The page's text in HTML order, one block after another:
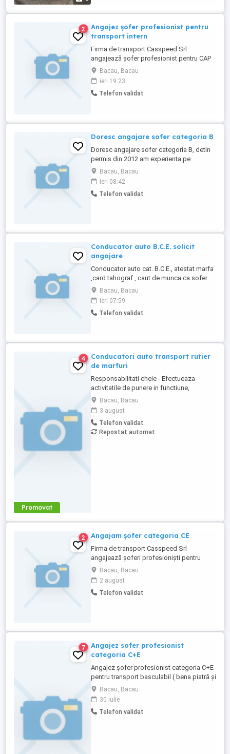
incarcarea si descarcarea marfurilor ...
2
Angajez șofer profesionist pentru
transport intern
Firma de transport Casspeed Srl
angajează șofer profesionist pentru CAP
TRACTOR +SEMIREMORCA pentru
transport mărfuri generale, pe intern cu
plecare din Bacău luni și sosire vineri. Se
oferă salariu atractiv, întotdeauna la timp,
Bacau, Bacau
ieri 19:23
Telefon validat
Doresc angajare sofer categoria B
Doresc angajare sofer categoria B, detin
permis din 2012 am experienta pe
autoutilitare disponibil si pentru curse pe
tara. precizez ca sunt din Tg. Ocna jud
Bacau. momentan sunt plecat din tara si
urmeaza sa ma intorc. detalii pe wattsap.
Bacau, Bacau
ieri 08:42
Telefon validat
Conducator auto B.C.E. solicit
angajare
Conducator auto cat. B.C.E., atestat marfa
,card tahograf , caut de munca ca sofer
Cititi anuntul cu atentie ! Nu angajez ,
doresc angajare !
Bacau, Bacau
ieri 07:59
Telefon validat
Promovat
4
Conducatori auto transport rutier
de marfuri
Responsabilitati cheie - Efectueaza
activitatile de punere in functiune,
intretinere si reparatii, din punct de vedere
electric, al masinilor, utilajelor si a
echipamentelor, in conformitate cu
standardele tehnice si de calitate - Asigura
reglarea si functionarea normala si in
Bacau, Bacau
3 august
Telefon validat
Repostat automat
2 Angajam șofer categoria CE
Firma de transport Casspeed Srl
angajează șoferi profesioniști pentru
curse interne, transport mărfuri generale.
Plecări din Bacău luni și sosire vineri, tot în
Bacău. Se lucrează doar conform legilor
în vigoare, respectând repausul Se oferă
Bacau, Bacau
2 august
Telefon validat
7
Angajez sofer profesionist
categoria C+E
Angajez șofer profesionist categoria C+E
pentru transport basculabil ( bena piatră și
sau cereale). Program de lucru normal, cu
respectarea pauzelor de lucru, salariul
atractiv ( incadrarea nu se face cu salariul
minim pe economie, se acorda clauza de
Bacau, Bacau
30 iulie
Telefon validat